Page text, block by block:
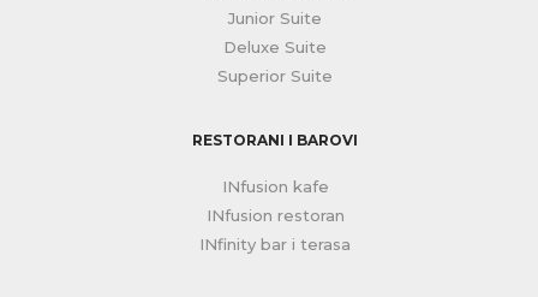
Junior Suite
Deluxe Suite
Superior Suite
RESTORANI I BAROVI
INfusion kafe
INfusion restoran
INfinity bar i terasa